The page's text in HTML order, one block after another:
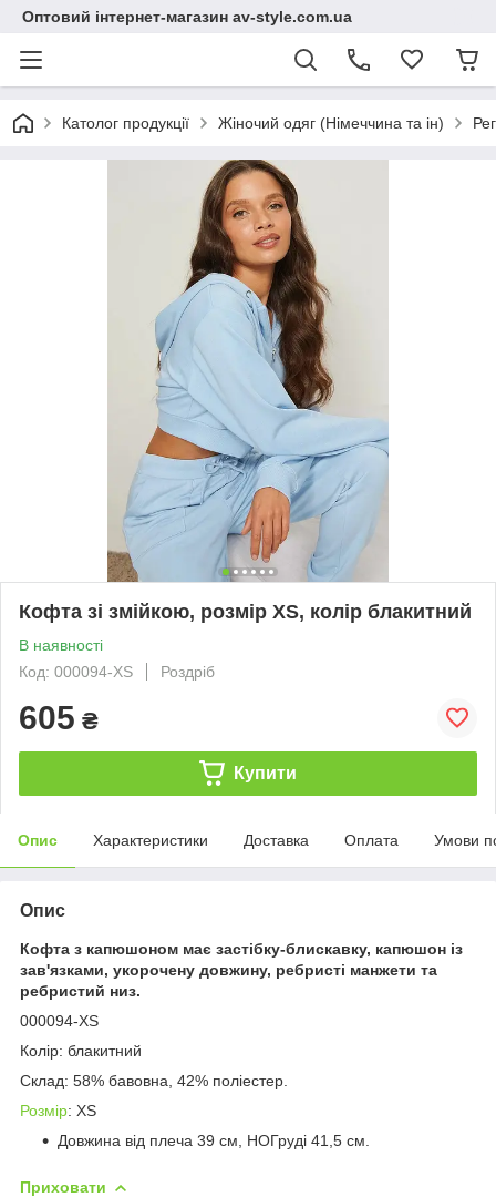
Оптовий інтернет-магазин av-style.com.ua
Католог продукції Жіночий одяг (Німеччина та ін)
Кофта зі змійкою, розмір XS, колір блакитний
В наявності
Код: 000094-XS
Роздріб
605 ₴
Купити
Опис Характеристики Доставка Оплата Умови
Опис
Кофта з капюшоном має застібку-блискавку, капюшон із
зав'язками, укорочену довжину, ребристі манжети та
ребристий низ.
000094-XS
Колір: блакитний
Склад: 58% бавовна, 42% поліестер.
Розмір: XS
Довжина від плеча 39 см, НОГруді 41,5 см.
Приховати